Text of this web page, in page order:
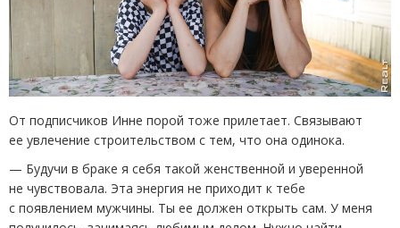
От подписчиков Инне порой тоже прилетает. Связывают
ее увлечение строительством с тем, что она одинока.
— Будучи в браке я себя такой женственной и уверенной
не чувствовала. Эта энергия не приходит к тебе
с появлением мужчины. Ты ее должен открыть сам. У меня